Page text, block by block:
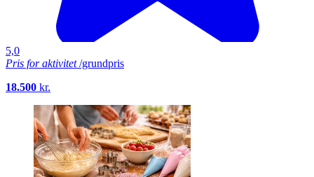
5,0
Pris for aktivitet/grundpris
18.500 kr.